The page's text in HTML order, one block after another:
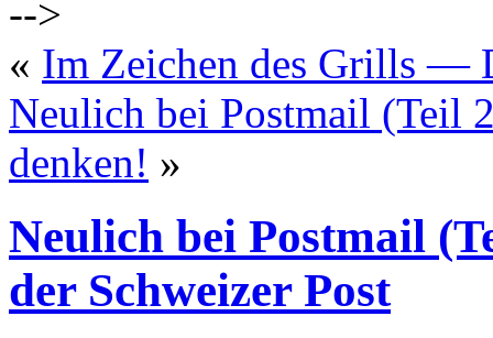
-->
« Im Zeichen des Grills —
Neulich bei Postmail (Teil
denken! »
Neulich bei Postmail
der Schweizer Post